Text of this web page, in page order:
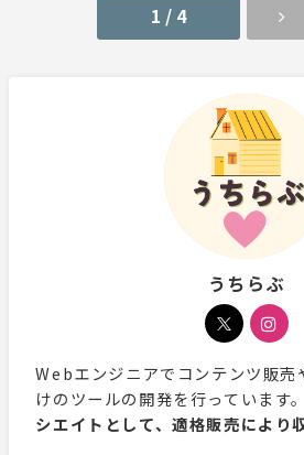
1 / 4
うちらぶ
Webエンジニアでコンテンツ販売
けのツールの開発を行っています。
シエイトとして、適格販売により